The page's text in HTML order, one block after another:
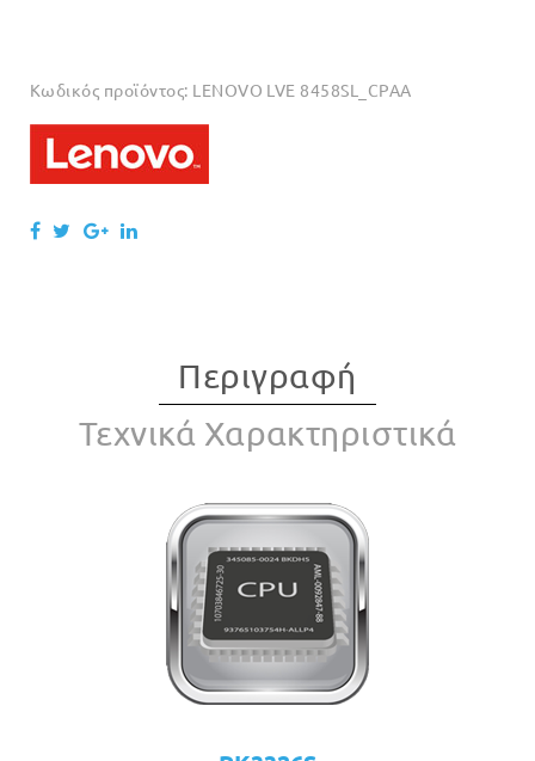
Κωδικός προϊόντος: LENOVO LVE 8458SL_CPAA
Περιγραφή
Τεχνικά Χαρακτηριστικά